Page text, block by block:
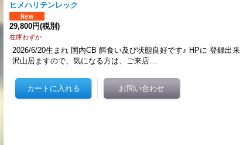
ヒメハリテンレック
29,800円(税別)
在庫わずか
2026/6/20生まれ 国内CB 餌食い及び状態良好です♪ HPに 登録出
沢山居ますので、気になる方は、ご来店…